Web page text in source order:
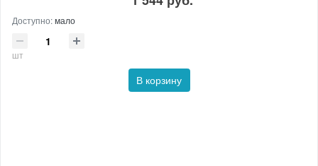
Доступно:мало
шт
В корзину